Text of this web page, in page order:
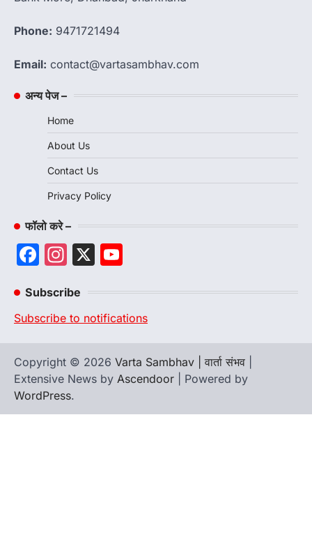
Phone: 9471721494
Email: contact@vartasambhav.com
अन्य पेज –
Home
About Us
Contact Us
Privacy Policy
फॉलो करे –
Facebook
Instagram
X
Subscribe
Subscribe to notifications
Copyright © 2026 Varta Sambhav | वार्ता संभव
Extensive News by Ascendoor | Powered by
WordPress.